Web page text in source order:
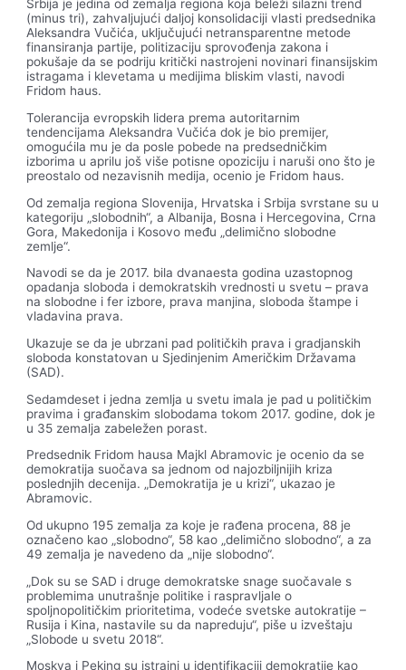
Srbija je jedina od zemalja regiona koja beleži silazni trend
(minus tri), zahvaljujući daljoj konsolidaciji vlasti predsednika
Aleksandra Vučića, uključujući netransparentne metode
finansiranja partije, politizaciju sprovođenja zakona i
pokušaje da se podriju kritički nastrojeni novinari finansijskim
istragama i klevetama u medijima bliskim vlasti, navodi
Fridom haus.
Tolerancija evropskih lidera prema autoritarnim
tendencijama Aleksandra Vučića dok je bio premijer,
omogućila mu je da posle pobede na predsedničkim
izborima u aprilu još više potisne opoziciju i naruši ono što je
preostalo od nezavisnih medija, ocenio je Fridom haus.
Od zemalja regiona Slovenija, Hrvatska i Srbija svrstane su u
kategoriju „slobodnih“, a Albanija, Bosna i Hercegovina, Crna
Gora, Makedonija i Kosovo među „delimično slobodne
zemlje“.
Navodi se da je 2017. bila dvanaesta godina uzastopnog
opadanja sloboda i demokratskih vrednosti u svetu – prava
na slobodne i fer izbore, prava manjina, sloboda štampe i
vladavina prava.
Ukazuje se da je ubrzani pad političkih prava i gradjanskih
sloboda konstatovan u Sjedinjenim Američkim Državama
(SAD).
Sedamdeset i jedna zemlja u svetu imala je pad u političkim
pravima i građanskim slobodama tokom 2017. godine, dok je
u 35 zemalja zabeležen porast.
Predsednik Fridom hausa Majkl Abramovic je ocenio da se
demokratija suočava sa jednom od najozbiljnijih kriza
poslednjih decenija. „Demokratija je u krizi“, ukazao je
Abramovic.
Od ukupno 195 zemalja za koje je rađena procena, 88 je
označeno kao „slobodno“, 58 kao „delimično slobodno“, a za
49 zemalja je navedeno da „nije slobodno“.
„Dok su se SAD i druge demokratske snage suočavale s
problemima unutrašnje politike i raspravljale o
spoljnopolitičkim prioritetima, vodeće svetske autokratije –
Rusija i Kina, nastavile su da napreduju“, piše u izveštaju
„Slobode u svetu 2018“.
Moskva i Peking su istrajni u identifikaciji demokratije kao